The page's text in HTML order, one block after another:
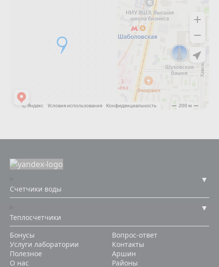
Счетчики воды
Теплосчетчики
Бонусы
Услуги лаборатории
Полезное
О нас
Вопрос-ответ
Контакты
Аршин
Районы